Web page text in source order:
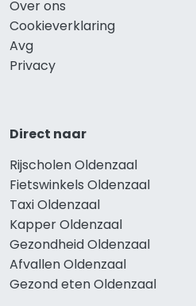
Over ons
Cookieverklaring
Avg
Privacy
Direct naar
Rijscholen Oldenzaal
Fietswinkels Oldenzaal
Taxi Oldenzaal
Kapper Oldenzaal
Gezondheid Oldenzaal
Afvallen Oldenzaal
Gezond eten Oldenzaal